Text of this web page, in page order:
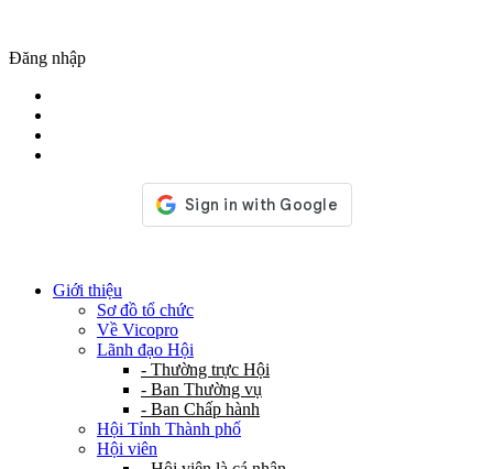
Đăng nhập
Giới thiệu
Sơ đồ tổ chức
Về Vicopro
Lãnh đạo Hội
- Thường trực Hội
- Ban Thường vụ
- Ban Chấp hành
Hội Tỉnh Thành phố
Hội viên